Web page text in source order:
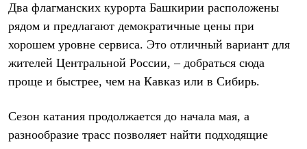
Два флагманских курорта Башкирии расположены
рядом и предлагают демократичные цены при
хорошем уровне сервиса. Это отличный вариант для
жителей Центральной России, – добраться сюда
проще и быстрее, чем на Кавказ или в Сибирь.
Сезон катания продолжается до начала мая, а
разнообразие трасс позволяет найти подходящие